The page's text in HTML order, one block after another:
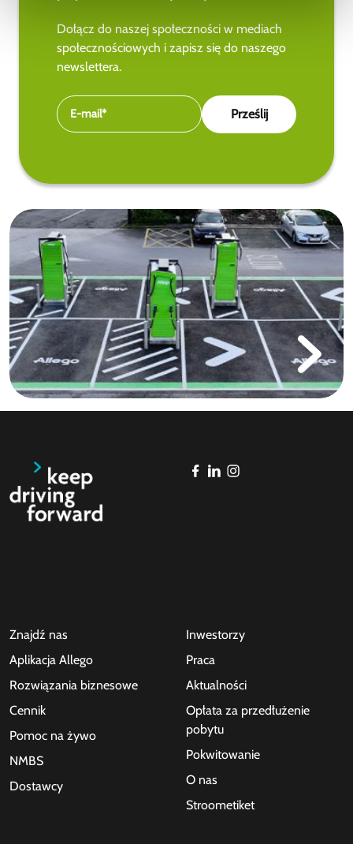
Dołącz do naszej społeczności w mediach
społecznościowych i zapisz się do naszego
newslettera.
Znajdź nas
Aplikacja Allego
Rozwiązania biznesowe
Cennik
Pomoc na żywo
NMBS
Dostawcy
Inwestorzy
Praca
Aktualności
Opłata za przedłużenie
pobytu
Pokwitowanie
O nas
Stroometiket